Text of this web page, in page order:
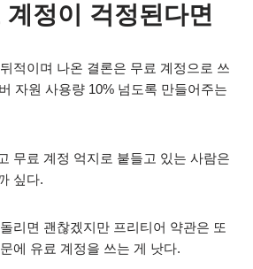
정이 걱정된다면
적이며 나온 결론은 무료 계정으로 쓰
자원 사용량 10% 넘도록 만들어주는
무료 계정 억지로 붙들고 있는 사람은
싶다.
리면 괜찮겠지만 프리티어 약관은 또
에 유료 계정을 쓰는 게 낫다.